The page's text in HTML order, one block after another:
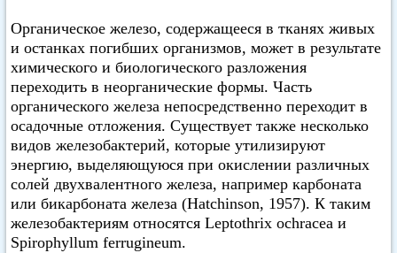
Органическое железо, содержащееся в тканях живых
и останках погибших организмов, может в результате
химического и биологического разложения
переходить в неорганические формы. Часть
органического железа непосредственно переходит в
осадочные отложения. Существует также несколько
видов железобактерий, которые утилизируют
энергию, выделяющуюся при окислении различных
солей двухвалентного железа, например карбоната
или бикарбоната железа (Hatchinson, 1957). К таким
железобактериям относятся Leptothrix ochracea и
Spirophyllum ferrugineum.